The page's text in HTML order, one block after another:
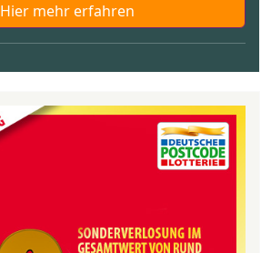
Hier mehr erfahren